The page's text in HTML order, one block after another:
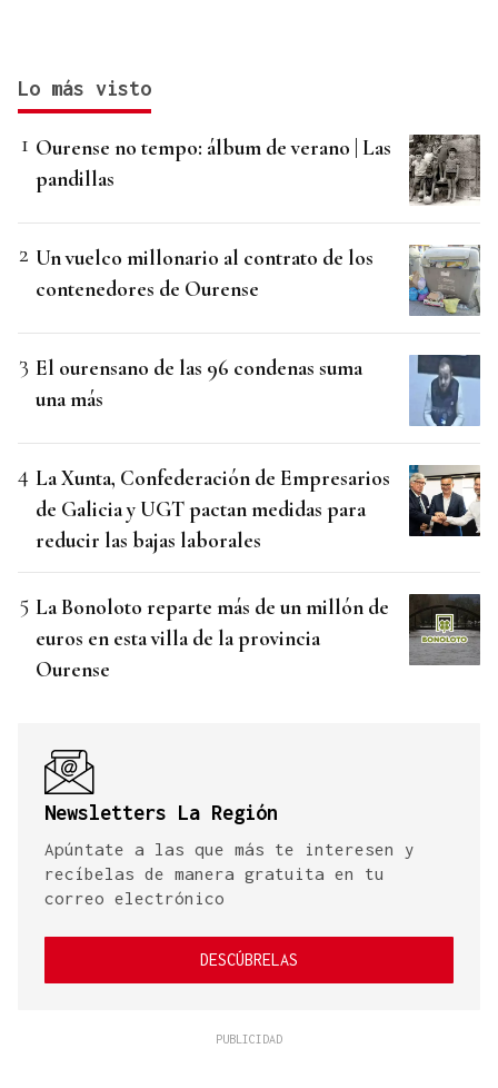
Lo más visto
Ourense no tempo: álbum de verano | Las
pandillas
Un vuelco millonario al contrato de los
contenedores de Ourense
El ourensano de las 96 condenas suma
una más
La Xunta, Confederación de Empresarios
de Galicia y UGT pactan medidas para
reducir las bajas laborales
La Bonoloto reparte más de un millón de
euros en esta villa de la provincia
Ourense
Newsletters La Región
Apúntate a las que más te interesen y
recíbelas de manera gratuita en tu
correo electrónico
DESCÚBRELAS